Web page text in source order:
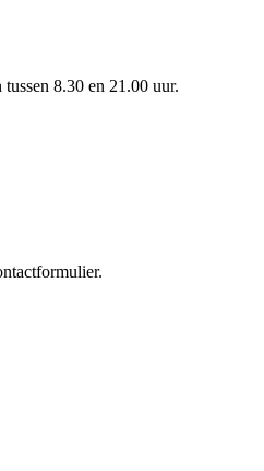
8.30 en 21.00 uur.